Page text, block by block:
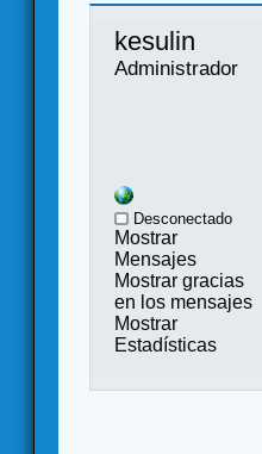
kesulin
Administrador
Desconectado
Mostrar
Mensajes
Mostrar gracias
en los mensajes
Mostrar
Estadísticas